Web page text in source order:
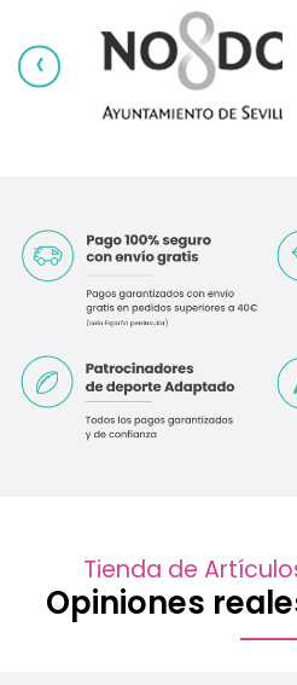
‹
Tienda de
Opiniones